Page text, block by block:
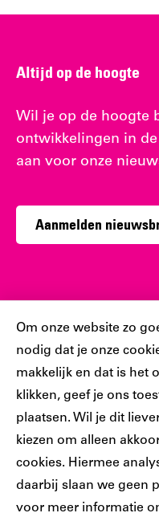
Cookiebar
Om onze website zo
nodig dat je onze
makkelijk en dat is het
klikken, geef je ons
plaatsen. Wil je dit
kiezen om alleen
cookies. Hiermee
daarbij slaan we geen
voor meer informatie
Altijd op de hoogte
Wil je op de hoogte
ontwikkelingen in
aan voor onze
Aanmelden
Sociaal
Volg jij ons al?
Ons
account
Ons
account